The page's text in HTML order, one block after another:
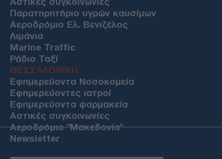
Παρατηρητήριο υγρών καυσίμων
Αεροδρόμιο Ελ. Βενιζέλος
Λιμάνια
Marine Traffic
Ράδιο Ταξί
ΘΕΣΣΑΛΟΝΙΚΗ
Εφημερεύοντα Νοσοκομεία
Εφημερεύοντες ιατροί
Εφημερεύοντα φαρμακεία
Αστικές συγκοινωνίες
Αεροδρόμιο "Μακεδονία"
Newsletter